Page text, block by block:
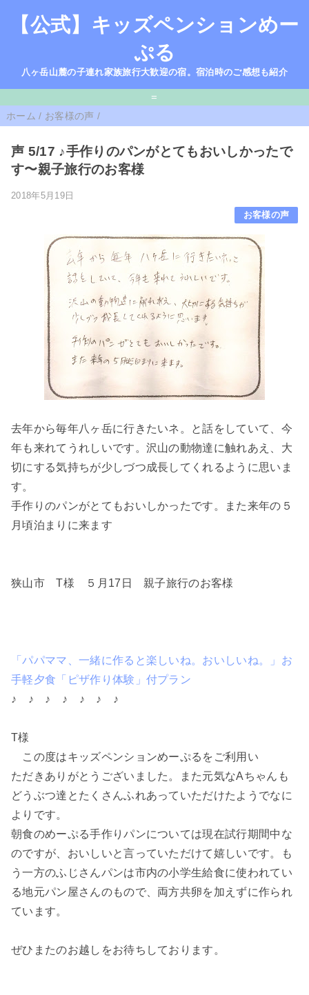
【公式】キッズペンションめー
ぷる
八ヶ岳山麓の子連れ家族旅行大歓迎の宿。宿泊時のご感想も紹介
=
ホーム / お客様の声 /
声 5/17 ♪手作りのパンがとてもおいしかったで
す〜親子旅行のお客様
2018年5月19日
お客様の声
去年から毎年八ヶ岳に行きたいネ。と話をしていて、今
年も来れてうれしいです。沢山の動物達に触れあえ、大
切にする気持ちが少しづつ成長してくれるように思いま
す。
手作りのパンがとてもおいしかったです。また来年の５
月頃泊まりに来ます
狭山市 T様 ５月17日 親子旅行のお客様
「パパママ、一緒に作ると楽しいね。おいしいね。」お
手軽夕食「ピザ作り体験」付プラン
♪ ♪ ♪ ♪ ♪ ♪ ♪
T様
この度はキッズペンションめーぷるをご利用い
ただきありがとうございました。また元気なAちゃんも
どうぶつ達とたくさんふれあっていただけたようでなに
よりです。
朝食のめーぷる手作りパンについては現在試行期間中な
のですが、おいしいと言っていただけて嬉しいです。も
う一方のふじさんパンは市内の小学生給食に使われてい
る地元パン屋さんのもので、両方共卵を加えずに作られ
ています。
ぜひまたのお越しをお待ちしております。